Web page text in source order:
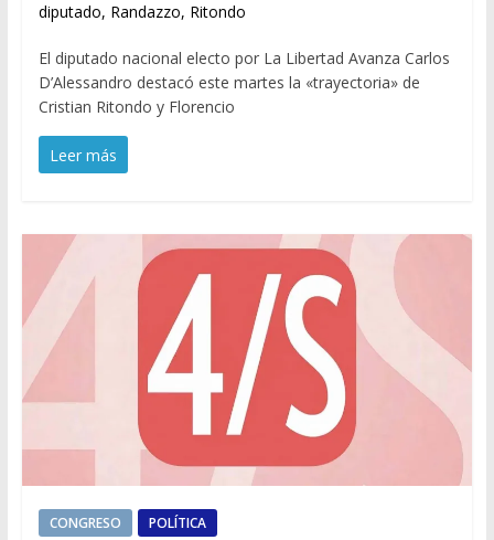
diputado, Randazzo, Ritondo
El diputado nacional electo por La Libertad Avanza Carlos
D’Alessandro destacó este martes la «trayectoria» de
Cristian Ritondo y Florencio
Leer más
CONGRESO POLÍTICA